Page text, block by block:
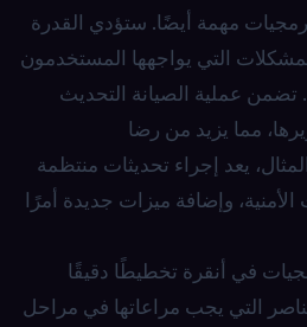
مهمة أيضًا. ستؤدي القدرة
التي يواجهها المستخدمون
تضمن عملية الصيانة التحديث
مما يزيد من رضا
يعد إجراء تحديثات منتظمة
وإضافة ميزات جديدة أمرًا
في أنقرة تخطيطًا دقيقًا
التي يجب مراعاتها في مراحل